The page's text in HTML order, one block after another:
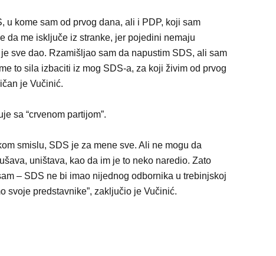
u kome sam od prvog dana, ali i PDP, koji sam
da me isključe iz stranke, jer pojedini nemaju
sve dao. Rzamišljao sam da napustim SDS, ali sam
to sila izbaciti iz mog SDS-a, za koji živim od prvog
je Vučinić.
sa “crvenom partijom”.
smislu, SDS je za mene sve. Ali ne mogu da
uništava, kao da im je to neko naredio. Zato
– SDS ne bi imao nijednog odbornika u trebinjskoj
svoje predstavnike”, zaključio je Vučinić.